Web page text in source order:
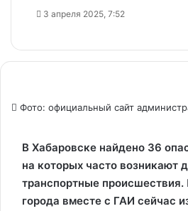
3 апреля 2025, 7:52
Фото: официальный сайт
В Хабаровске найдено 36
на которых часто возникают
транспортные происшествия.
города вместе с ГАИ сейчас